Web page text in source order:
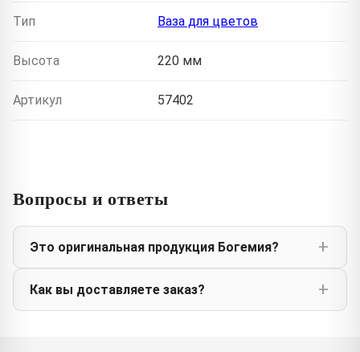
Тип Ваза для цветов
Высота 220 мм
Артикул 57402
Вопросы и ответы
Это оригинальная продукция Богемия?
Как вы доставляете заказ?